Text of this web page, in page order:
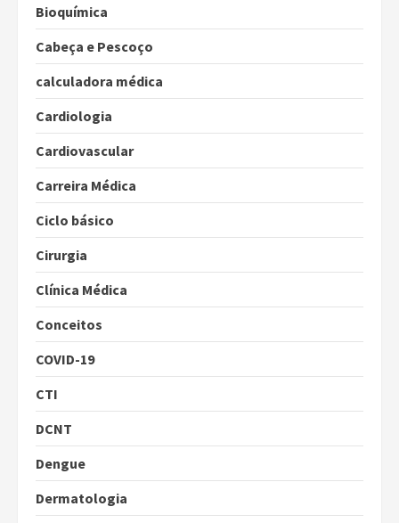
Bioquímica
Cabeça e Pescoço
calculadora médica
Cardiologia
Cardiovascular
Carreira Médica
Ciclo básico
Cirurgia
Clínica Médica
Conceitos
COVID-19
CTI
DCNT
Dengue
Dermatologia